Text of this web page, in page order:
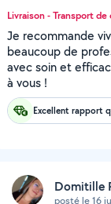
Livraison - Transport de
Je recommande
beaucoup de
avec soin et
à vous !
Excellent rapport
Domitille
posté le 16